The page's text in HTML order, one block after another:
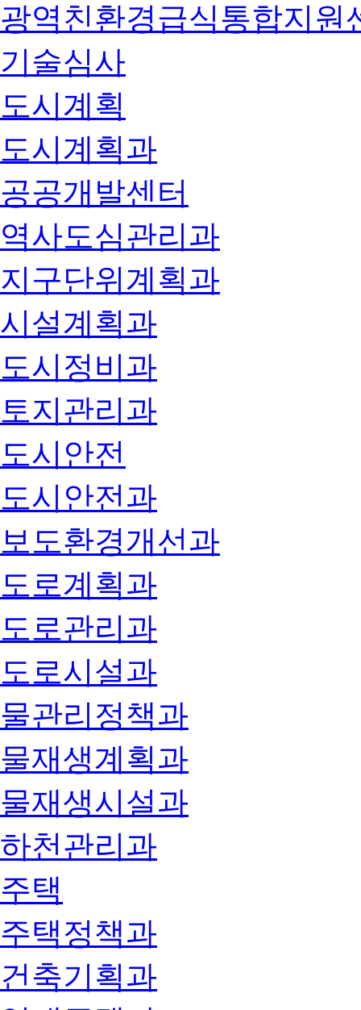
광역친환경급식통합지원
기술심사
도시계획
도시계획과
공공개발센터
역사도심관리과
지구단위계획과
시설계획과
도시정비과
토지관리과
도시안전
도시안전과
보도환경개선과
도로계획과
도로관리과
도로시설과
물관리정책과
물재생계획과
물재생시설과
하천관리과
주택
주택정책과
건축기획과